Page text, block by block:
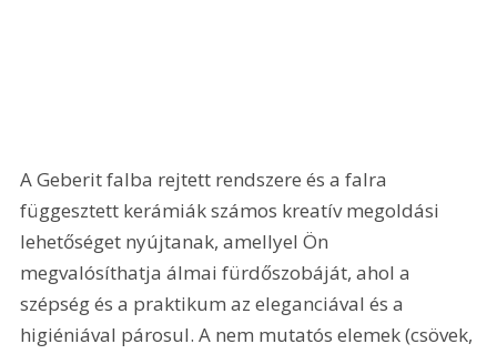
A Geberit falba rejtett rendszere és a falra
függesztett kerámiák számos kreatív megoldási
lehetőséget nyújtanak, amellyel Ön
megvalósíthatja álmai fürdőszobáját, ahol a
szépség és a praktikum az eleganciával és a
higiéniával párosul. A nem mutatós elemek (csövek,